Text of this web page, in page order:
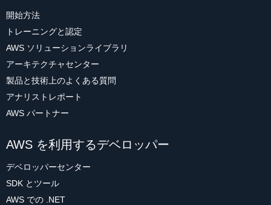
開始方法
トレーニングと認定
AWS ソリューションライブラリ
アーキテクチャセンター
製品と技術上のよくある質問
アナリストレポート
AWS パートナー
AWS を利用するデベロッパー
デベロッパーセンター
SDK とツール
AWS での .NET